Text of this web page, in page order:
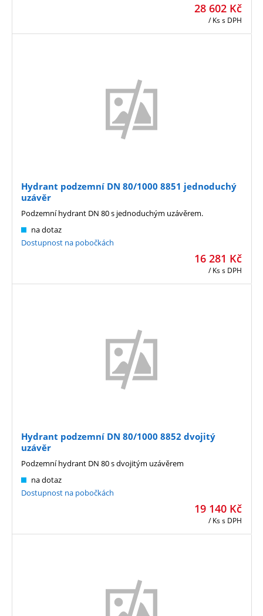
28 602 Kč
/ Kss DPH
Hydrant podzemní DN 80/1000 8851 jednoduchý
uzávěr
16 281 Kč
/ Kss DPH
na dotaz
Dostupnost na pobočkách
Podzemní hydrant DN 80 s jednoduchým uzávěrem.
Hydrant podzemní DN 80/1000 8852 dvojitý
uzávěr
19 140 Kč
/ Kss DPH
na dotaz
Dostupnost na pobočkách
Podzemní hydrant DN 80 s dvojitým uzávěrem